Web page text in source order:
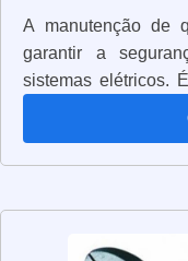
A manutenção de
garantir a
sistemas elétricos.
preventiva de
preventiva deve
conectores,
importante